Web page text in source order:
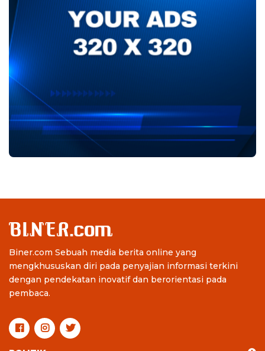
Biner.com Sebuah media berita online yang
mengkhususkan diri pada penyajian informasi terkini
dengan pendekatan inovatif dan berorientasi pada
pembaca.